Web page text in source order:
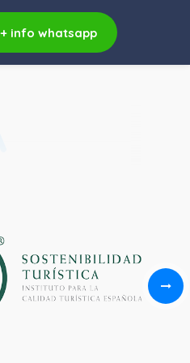
+ info whatsapp